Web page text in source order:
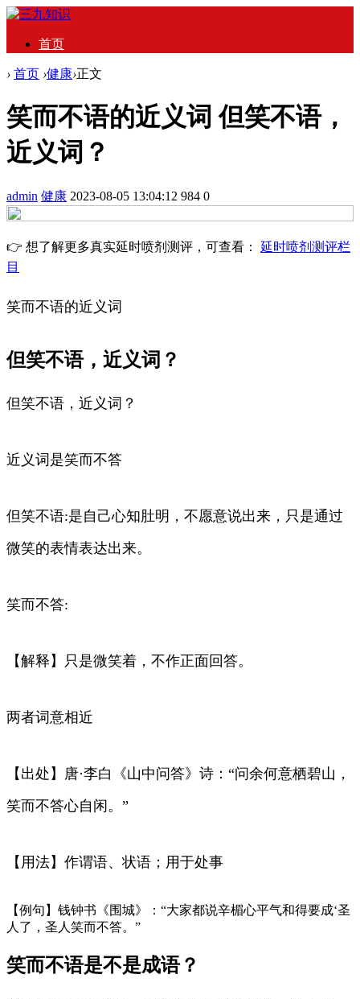
首页
› 首页 ›健康›正文
笑而不语的近义词 但笑不语，
近义词？
admin 健康 2023-08-05 13:04:12 984 0
👉 想了解更多真实延时喷剂测评，可查看： 延时喷剂测评栏
目
笑而不语的近义词
但笑不语，近义词？
但笑不语，近义词？
近义词是笑而不答
但笑不语:是自己心知肚明，不愿意说出来，只是通过
微笑的表情表达出来。
笑而不答:
【解释】只是微笑着，不作正面回答。
两者词意相近
【出处】唐·李白《山中问答》诗：“问余何意栖碧山，
笑而不答心自闲。”
【用法】作谓语、状语；用于处事
【例句】钱钟书《围城》：“大家都说辛楣心平气和得要成‘圣
人了，圣人笑而不答。”
笑而不语是不是成语？